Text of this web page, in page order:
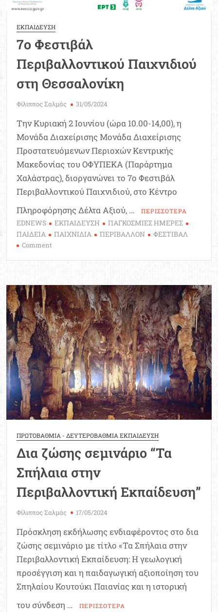
ΕΚΠΑΙΔΕΥΣΗ
7ο Φεστιβάλ
Περιβαλλοντικού Παιχνιδιού
στη Θεσσαλονίκη
Φίλιππος Σαλμάς 31/05/2024
Την Κυριακή 2 Ιουνίου (ώρα 10.00-14,00), η
Μονάδα Διαχείρισης Μονάδα Διαχείρισης
Προστατευόμενων Περιοχών Κεντρικής
Μακεδονίας του ΟΦΥΠΕΚΑ (Παράρτημα
Χαλάστρας), διοργανώνει το 7ο Φεστιβάλ
Περιβαλλοντικού Παιχνιδιού, στο Κέντρο
Πληροφόρησης Δέλτα Αξιού, …
ΠΕΡΙΣΣΟΤΕΡΑ
EDNEWS ΕΚΠΑΙΔΕΥΣΗ
ΠΑΓΚΟΣΜΙΕΣ ΗΜΕΡΕΣ
ΠΑΙΔΕΙΑ
ΠΑΙΧΝΙΔΙΑ ΠΕΡΙΒΑΛΛΟΝ ΦΕΣΤΙΒΑΛ
Comment
Παιχνιδιού
στη
Θεσσαλονίκη
ΠΡΩΤΟΒΑΘΜΙΑ - ΔΕΥΤΕΡΟΒΑΘΜΙΑ ΕΚΠΑΙΔΕΥΣΗ
Δια ζώσης σεμινάριο “Τα
Σπήλαια στην
Περιβαλλοντική Εκπαίδευση”
Φίλιππος Σαλμάς 17/05/2024
Πρόσκληση εκδήλωσης ενδιαφέροντος στο δια
ζώσης σεμινάριο με τίτλο «Τα Σπήλαια στην
Περιβαλλοντική Εκπαίδευση: Η γεωλογική
προσέγγιση και η παιδαγωγική αξιοποίηση του
Σπηλαίου Κουτούκι Παιανίας και η ιστορική
του σύνδεση …
ΠΕΡΙΣΣΟΤΕΡΑ